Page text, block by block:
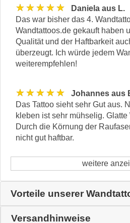
★★★★★
Daniela aus L.
Das war bisher das 4.
Wandtattoos.de gekauft haben
Qualität und der Haftbarkeit
überzeugt. Ich würde jedem
weiterempfehlen!
★★★★★
Johannes aus
Das Tattoo sieht sehr Gut aus.
kleben ist sehr mühselig.
Durch die Körnung der
nicht gut haftbar.
weitere
Vorteile unserer
Versandhinweise